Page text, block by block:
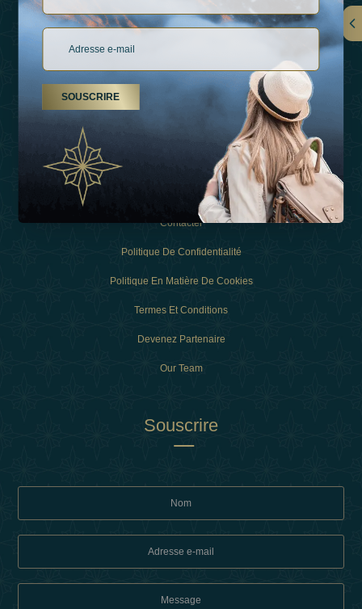
LIENS
À Propos De Nous
Types De Vacances
Contacter
Politique De Confidentialité
Politique En Matière De Cookies
Termes Et Conditions
Devenez Partenaire
Our Team
Souscrire
SOUSCRIRE